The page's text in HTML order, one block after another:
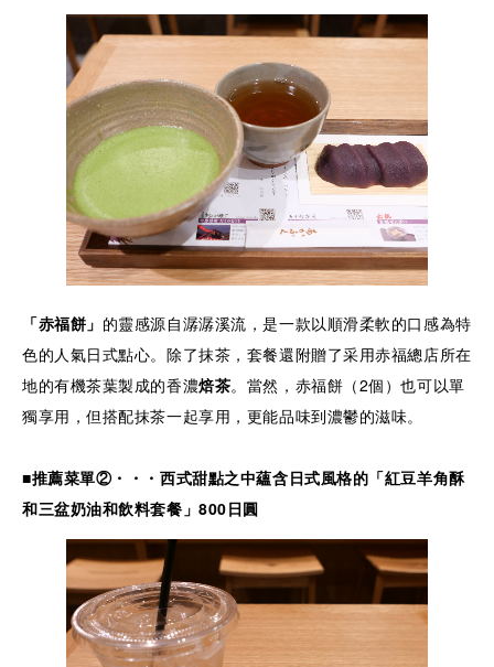
「赤福餅」 的靈感源自潺潺溪流，是一款以順滑柔軟的口感為特
色的人氣日式點心。除了抹茶，套餐還附贈了采用赤福總店所在
地的有機茶葉製成的香濃焙茶。當然，赤福餅（2個）也可以單
獨享用，但搭配抹茶一起享用，更能品味到濃鬱的滋味。
■推薦菜單②・・・西式甜點之中蘊含日式風格的「紅豆羊角酥
和三盆奶油和飲料套餐 」800日圓